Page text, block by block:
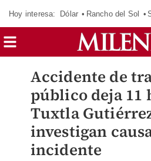
Hoy interesa: Dólar Rancho del Sol
Accidente de
público deja 11
Tuxtla
investigan
incidente